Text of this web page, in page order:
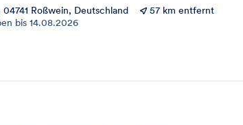
Roßwein, Deutschland
57 km entfernt
bis 14.08.2026